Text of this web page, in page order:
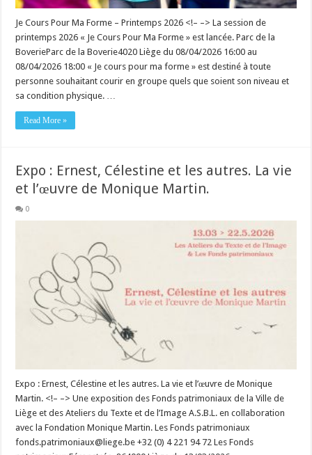
Je Cours Pour Ma Forme – Printemps 2026 <!– –> La session de
printemps 2026 « Je Cours Pour Ma Forme » est lancée. Parc de la
BoverieParc de la Boverie4020 Liège du 08/04/2026 16:00 au
08/04/2026 18:00 « Je cours pour ma forme » est destiné à toute
personne souhaitant courir en groupe quels que soient son niveau et
sa condition physique. …
Read More »
Expo : Ernest, Célestine et les autres. La vie
et l’œuvre de Monique Martin.
0
Expo : Ernest, Célestine et les autres. La vie et l’œuvre de Monique
Martin. <!– –> Une exposition des Fonds patrimoniaux de la Ville de
Liège et des Ateliers du Texte et de l’Image A.S.B.L. en collaboration
avec la Fondation Monique Martin. Les Fonds patrimoniaux
fonds.patrimoniaux@liege.be +32 (0) 4 221 94 72 Les Fonds